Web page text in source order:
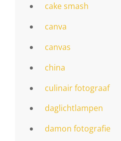
cake smash
canva
canvas
china
culinair fotograaf
daglichtlampen
damon fotografie